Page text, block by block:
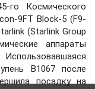
го Космического
9FT Block-5 (F9-
(Starlink Group
аппараты
В1067 после
посадку на